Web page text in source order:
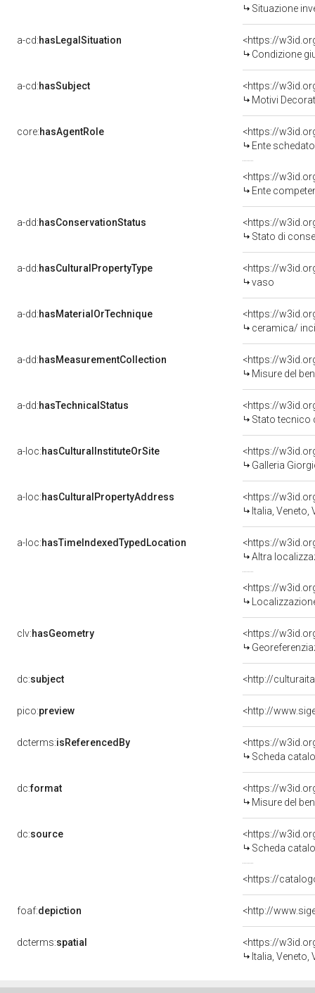
Situazione
a-cd:hasLegalSituation
<https://
Condizione
a-cd:hasSubject
<https://
Motivi
core:hasAgentRole
<https://
Ente
<https://
Ente competente per tutela
a-dd:hasConservationStatus
<https://
Stato di
a-dd:hasCulturalPropertyType
<https://
vaso
a-dd:hasMaterialOrTechnique
ceramica/
a-dd:hasMeasurementCollection
<https://
Misure del
a-dd:hasTechnicalStatus
<https://
Stato tecnico
a-loc:hasCulturalInstituteOrSite
<https://
Galleria
a-loc:hasCulturalPropertyAddress
<https://
Italia, Veneto,
a-loc:hasTimeIndexedTypedLocation
<https://
Altra
<https://
clv:hasGeometry
<https://
dc:subject <http://
pico:preview
dcterms:isReferencedBy
<https://
Scheda
dc:format
<https://
Misure del
dc:source
<https://
Scheda
<https://
foaf:depiction
dcterms:spatial
<https://
Italia, Veneto,